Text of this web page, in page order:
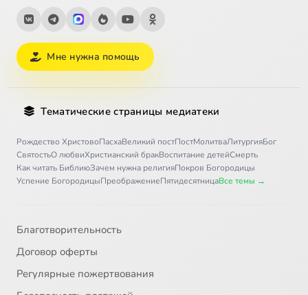
Мне нужна помощь
Тематические страницы медиатеки
Рождество ХристовоПасхаВеликий постПостМолитваЛитургияБог
СвятостьО любвиХристианский бракВоспитание детейСмерть
Как читать БиблиюЗачем нужна религияПокров Богородицы
Успение БогородицыПреображениеПятидесятницаВсе темы →
Благотворительность
Договор оферты
Регулярные пожертвования